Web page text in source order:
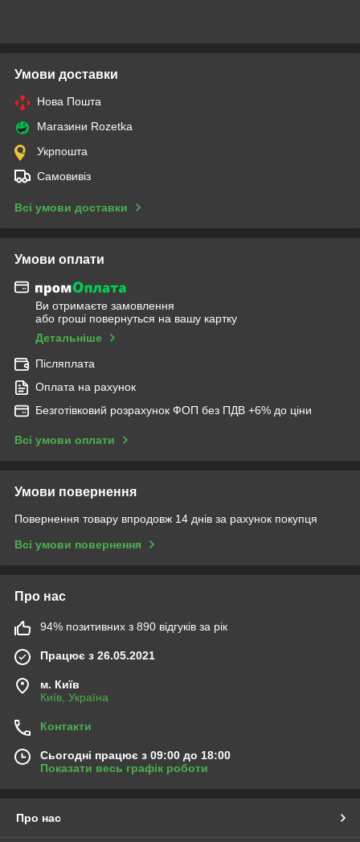
Умови доставки
Нова Пошта
Магазини Rozetka
Укрпошта
Самовивіз
Всі умови доставки
Умови оплати
Ви отримаєте замовлення
або гроші повернуться на вашу картку
Детальніше
Післяплата
Оплата на рахунок
Безготівковий розрахунок ФОП без ПДВ +6% до ціни
Всі умови оплати
Умови повернення
Повернення товару впродовж 14 днів за рахунок покупця
Всі умови повернення
Про нас
94% позитивних з 890 відгуків за рік
Працює з 26.05.2021
м. Київ
Київ, Україна
Контакти
Сьогодні працює з 09:00 до 18:00
Показати весь графік роботи
Про нас